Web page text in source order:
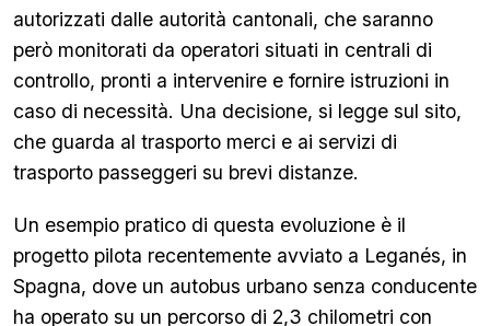
autorizzati dalle autorità cantonali, che saranno
però monitorati da operatori situati in centrali di
controllo, pronti a intervenire e fornire istruzioni in
caso di necessità. Una decisione, si legge sul sito,
che guarda al trasporto merci e ai servizi di
trasporto passeggeri su brevi distanze.
Un esempio pratico di questa evoluzione è il
progetto pilota recentemente avviato a Leganés, in
Spagna, dove un autobus urbano senza conducente
ha operato su un percorso di 2,3 chilometri con